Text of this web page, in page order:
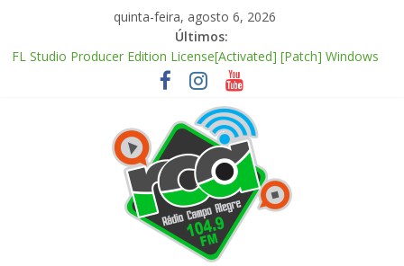
quinta-feira, agosto 6, 2026
Últimos:
FL Studio Producer Edition License[Activated] [Patch] Windows
Fall 2: Deadpoint 2026 CAMRip AVI Extended AAC 2.0 ETrG
Office 2024 Enterprise E5 AIO Stable magnet
FL Studio 21 Portable + License Key Windows 11 (x32x64) no
Adobe Premiere Pro CC 2022 Crack only All Versions (x32-x64)